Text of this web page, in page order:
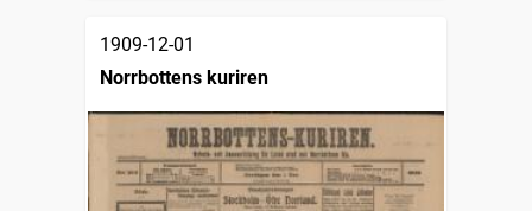
1909-12-01
Norrbottens kuriren